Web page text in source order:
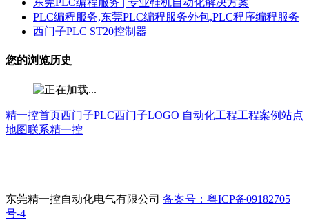
东莞PLC编程服务 | 专业鞋机自动化解决方案
PLC编程服务,东莞PLC编程服务外包,PLC程序编程服务
西门子PLC ST20控制器
您的浏览历史
精一控首页西门子PLC西门子LOGO 自动化工程工程案例站点
地图联系精一控
东莞精一控自动化电气有限公司 备案号：粤ICP备09182705
号-4